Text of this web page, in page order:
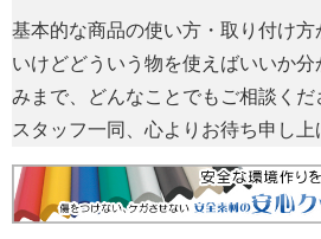
基本的な商品の使い方・取り付け
いけどどういう物を使えばいいか
みまで、どんなことでもご相談くだ
スタッフ一同、心よりお待ち申し上